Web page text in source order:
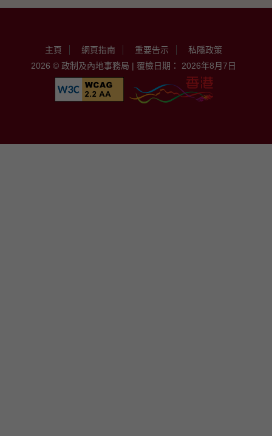
主頁 網頁指南 重要告示
私隱政策
2026 © 政制及內地事務局 | 覆檢日期： 2026年8月7日